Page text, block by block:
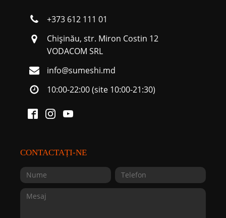
+373 612 111 01
Chişinău, str. Miron Costin 12
VODACOM SRL
info@sumeshi.md
10:00-22:00 (site 10:00-21:30)
CONTACTAȚI-NE